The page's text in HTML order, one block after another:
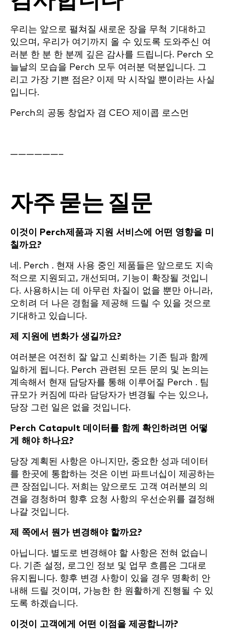
우리는 앞으로 펼쳐질 새로운 장을 무척 기대하고
있으며, 우리가 여기까지 올 수 있도록 도와주신 여
러분 한 분 한 분께 깊은 감사를 드립니다. Perch 오
늘날의 모습을 Perch 모두 여러분 덕분입니다. 그
리고 가장 기쁜 점은? 이제 막 시작일 뿐이라는 사실
입니다.
Perch의 공동 창업자 겸 CEO 제이콥 로스먼
——————–
자주 묻는 질문
이것이 Perch제품과 지원 서비스에 어떤 영향을 미
칠까요?
네. Perch . 현재 사용 중인 제품들은 앞으로도 지속
적으로 지원되고, 개선되며, 기능이 확장될 것입니
다. 사용하시는 데 아무런 차질이 없을 뿐만 아니라,
오히려 더 나은 경험을 제공해 드릴 수 있을 것으로
기대하고 있습니다.
제 지원에 변화가 생길까요?
여러분은 여전히 잘 알고 신뢰하는 기존 팀과 함께
일하게 됩니다. Perch 관련된 모든 문의 및 논의는
계속해서 현재 담당자를 통해 이루어질 Perch . 팀
규모가 커짐에 따라 담당자가 변경될 수는 있으나,
당장 그런 일은 없을 것입니다.
Perch Catapult 데이터를 함께 확인하려면 어떻
게 해야 하나요?
당장 계획된 사항은 아니지만, 중요한 성과 데이터
를 한곳에 통합하는 것은 이번 파트너십이 제공하는
큰 장점입니다. 저희는 앞으로도 고객 여러분의 의
견을 경청하며 향후 요청 사항의 우선순위를 결정해
나갈 것입니다.
제 쪽에서 뭔가 변경해야 할까요?
아닙니다. 별도로 변경해야 할 사항은 전혀 없습니
다. 기존 설정, 로그인 정보 및 업무 흐름은 그대로
유지됩니다. 향후 변경 사항이 있을 경우 명확히 안
내해 드릴 것이며, 가능한 한 원활하게 진행될 수 있
도록 하겠습니다.
이것이 고객에게 어떤 이점을 제공합니까?